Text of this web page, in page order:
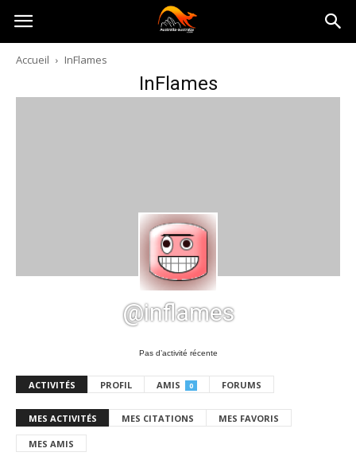
Australia-
australie.com
Accueil InFlames
InFlames
@inflames
Pas d’activité récente
ACTIVITÉS PROFIL AMIS 0 FORUMS
MES ACTIVITÉS MES CITATIONS MES FAVORIS
MES AMIS